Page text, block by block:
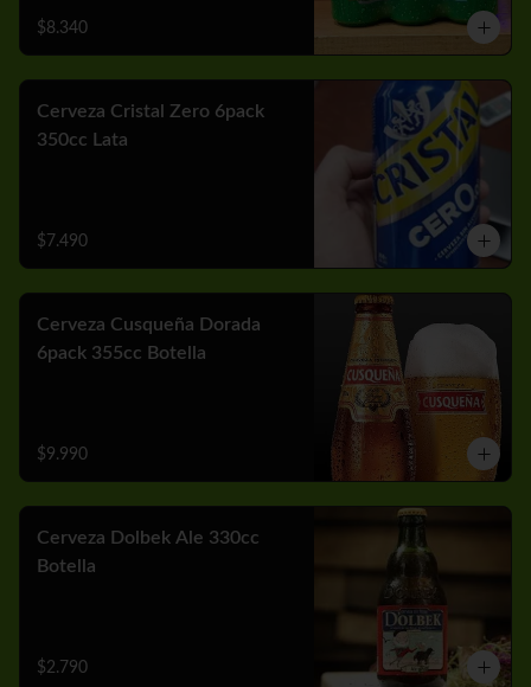
$8.340
Cerveza Cristal Zero 6pack
350cc Lata
$7.490
Cerveza Cusqueña Dorada
6pack 355cc Botella
$9.990
Cerveza Dolbek Ale 330cc
Botella
$2.790